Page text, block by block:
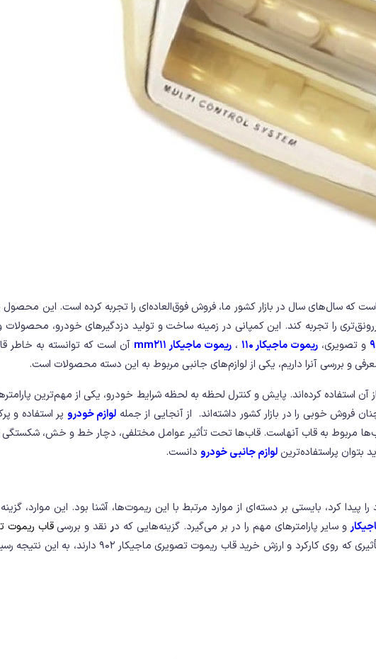
است که سال‌های سال در بازار کشور ما، فروش فوق‌العاده‌ای را تجربه کرده است. این
را تجربه کند. این کمپانی در زمینه ساخت و تولید دزدگیرهای خودرو،
و تصویری، ریموت ماجیکار 110 ،ریموت ماجیکار mm211
آن است که توانسته به خاطر
و بررسی آنرا داریم، یکی از لوازم‌های جانبی مربوط به این دسته محصولات است.
استفاده کرده‌اند. پایش و کنترل لحظه به لحظه شرایط خودرو، یکی از مهم‌ترین
فروش خوبی را در بازار کشور داشته‌اند. از آنجایی از جمله لوازم خودرو پر استفاده و
مربوط به قاب آنهاست. قاب‌ها تحت تأثیر عوامل مختلفی، دچار خط و خش، شکستگی
بتوان پراستفاده‌ترینلوازم جانبی خودرودانست.
پیدا کرد، بایستی بر دسته‌ای از موارد مرتبط با این ریموت‌ها، آشنا بود. این موارد،
و سایر پارامترهای مهم را در بر می‌گیرد. گزینه‌هایی که درنقد و بررسیقاب ریموت